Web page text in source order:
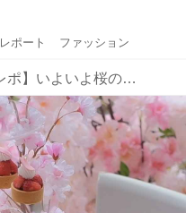
レポート ファッション
【試食レポ】いよいよ桜の季節♡さらにおいしくかわいくなった「オートクチュールカフェ」の『SAKURA Afternoon Tea』へ